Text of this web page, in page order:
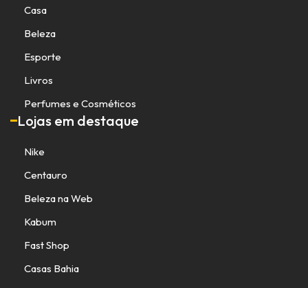
Casa
Beleza
Esporte
Livros
Perfumes e Cosméticos
Lojas em destaque
Nike
Centauro
Beleza na Web
Kabum
Fast Shop
Casas Bahia